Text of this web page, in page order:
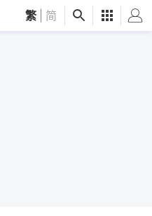
繁 简